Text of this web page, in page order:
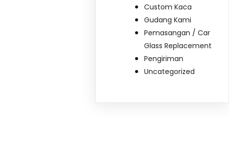
Custom Kaca
Gudang Kami
Pemasangan / Car
Glass Replacement
Pengiriman
Uncategorized